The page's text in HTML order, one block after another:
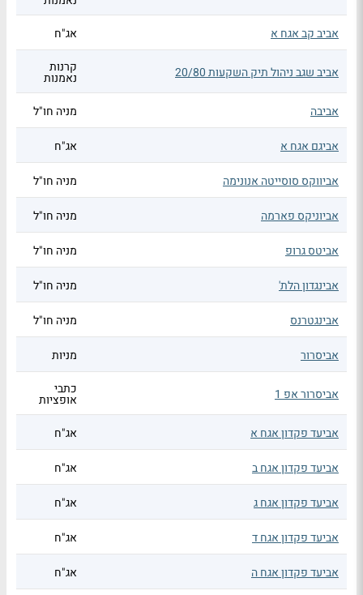
אביב קב אגח א
אג"ח
אביב שגב ניהול תיק השקעות 20/80 קרנות
נאמנות
אביבה
מניה חו"ל
אביגם אגח א אג"ח
אביווקס סוסייטה אנונימה מניה חו"ל
אביוניקס פארמה מניה חו"ל
אביטס גרופ מניה חו"ל
אבינגדון הלת' מניה חו"ל
אבינגטרנס מניה חו"ל
אביסרור מניות
אביסרור אפ 1 כתבי
אופציות
אביעד פקדון אגח א
אג"ח
אביעד פקדון אגח ב אג"ח
אביעד פקדון אגח ג אג"ח
אביעד פקדון אגח ד אג"ח
אביעד פקדון אגח ה אג"ח